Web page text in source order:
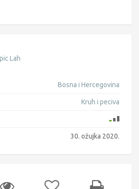
Lah
Bosna i Hercegovina
Kruh i peciva
30. ožujka 2020.